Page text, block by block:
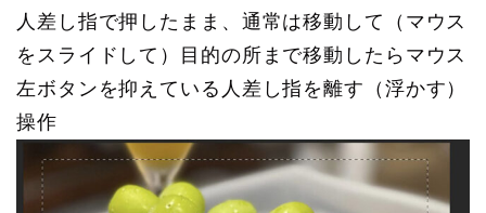
人差し指で押したまま、通常は移動して（マウス
をスライドして）目的の所まで移動したらマウス
左ボタンを抑えている人差し指を離す（浮かす）
操作